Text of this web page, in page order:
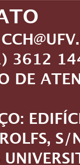
3612
DE
S/